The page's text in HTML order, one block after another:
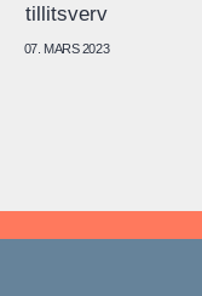
tillitsverv
07. MARS 2023